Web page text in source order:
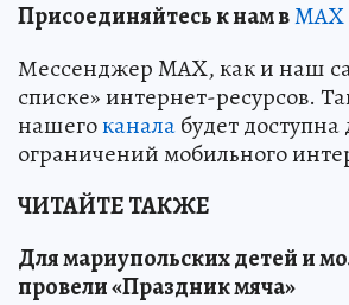
Присоединяйтесь к нам вMAX
Мессенджер MAX, как и наш
списке» интернет-ресурсов.
нашегоканалабудет
ограничений мобильного
ЧИТАЙТЕ ТАКЖЕ
Для мариупольских детей и
провели «Праздник мяча»